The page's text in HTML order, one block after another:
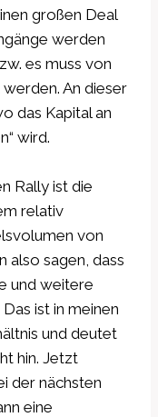
großen Deal
werden
es muss von
An dieser
das Kapital an
wird.
Rally ist die
relativ
von
also sagen, dass
und weitere
ist in meinen
und deutet
hin. Jetzt
der nächsten
eine